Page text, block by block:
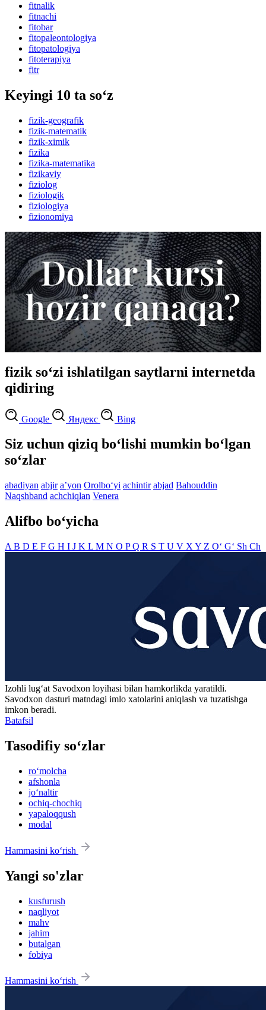
fitnalik
fitnachi
fitobar
fitopaleontologiya
fitopatologiya
fitoterapiya
fitr
Keyingi 10 ta so‘z
fizik-geografik
fizik-matematik
fizik-ximik
fizika
fizika-matematika
fizikaviy
fiziolog
fiziologik
fiziologiya
fizionomiya
fizik so‘zi ishlatilgan saytlarni internetda
qidiring
Google Яндекс Bing
Siz uchun qiziq bo‘lishi mumkin bo‘lgan
so‘zlar
abadiyan abjir aʼyon Orolbo‘yi achintir abjad Bahouddin
Naqshband achchiqlan Venera
Alifbo bo‘yicha
A B D E F G H I J K L M N O PQ R S T U V X Y Z O‘ G‘ Sh Ch
Izohli lugʻat Savodxon loyihasi bilan hamkorlikda yaratildi.
Savodxon dasturi matndagi imlo xatolarini aniqlash va tuzatishga
imkon beradi.
Batafsil
Tasodifiy so‘zlar
ro‘molcha
afshonla
jo‘naltir
ochiq-chochiq
yapaloqqush
modal
Hammasini ko‘rish
Yangi so'zlar
kusfurush
naqliyot
mahv
jahim
butalgan
fobiya
Hammasini ko‘rish